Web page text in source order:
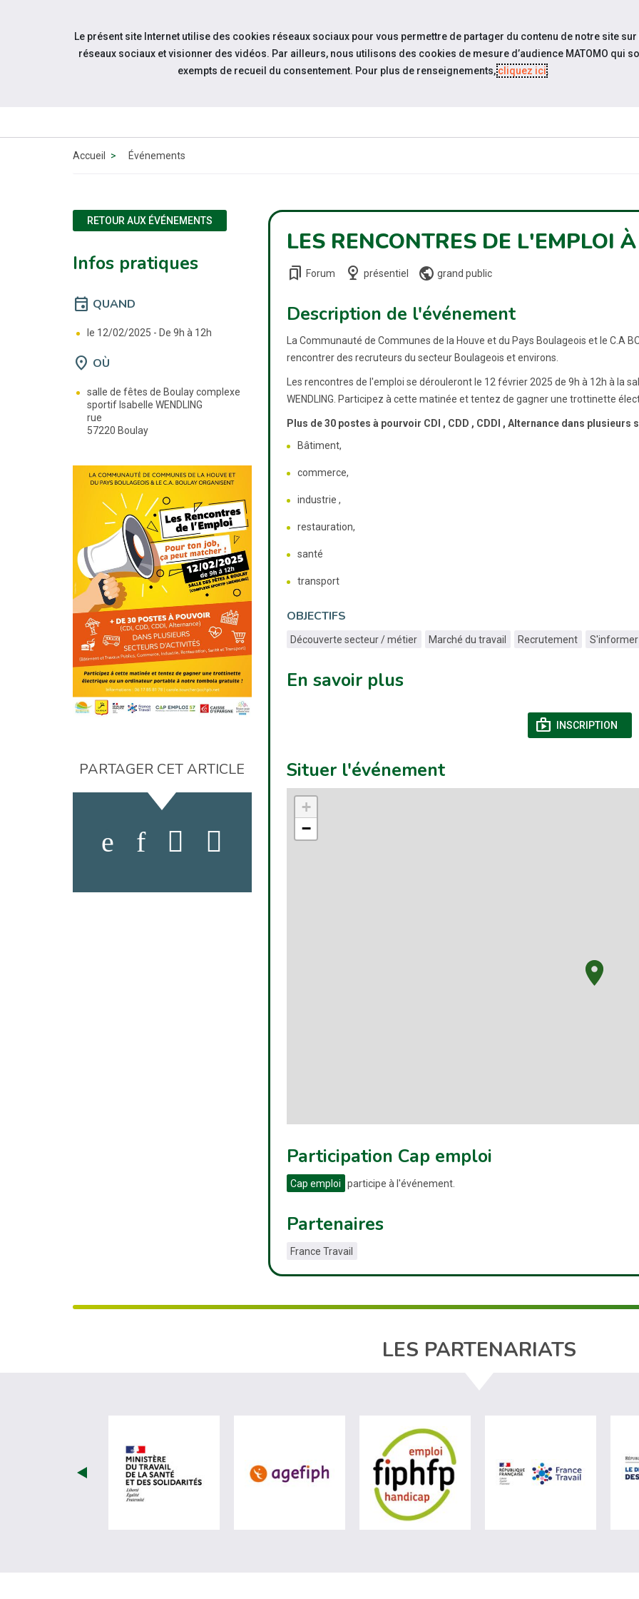
Aller au contenu
QUI SOMMES-
Accueil Événements
LES RENCONTRES DE L'EMPLOI
bookmarks Forum nest_cam_indoor présentiel public grand public
Description de l'événement
La Communauté de Communes de la Houve et du Pays Boulageois et le C.A
rencontrer des recruteurs du secteur Boulageois et environs.
Les rencontres de l'emploi se dérouleront le 12 février 2025 de 9h à 12h à la
WENDLING. Participez à cette matinée et tentez de gagner une trottinette
Plus de 30 postes à pourvoir CDI , CDD , CDDI , Alternance dans plusieurs
Bâtiment,
commerce,
industrie ,
restauration,
santé
transport
OBJECTIFS
Découverte secteur / métier Marché du travail Recrutement S'informer
En savoir plus
shop INSCRIPTION
Situer l'événement
+
−
Participation Cap emploi
Cap emploi participe à l'événement.
Partenaires
France Travail
RETOUR AUX ÉVÉNEMENTS
Infos pratiques
event QUAND
le 12/02/2025 - De 9h à 12h
location_on OÙ
salle de fêtes de Boulay complexe
sportif Isabelle WENDLING
rue
57220 Boulay
PARTAGER CET ARTICLE
LES PARTENARIATS
visiter les site de Ministère du travail (nouvelle fenêtre)
visiter les site de Agefiph (nouvelle fenêtre)visiter les site de Fiphfp (nouvellevisiter les
Le présent site Internet utilise des cookies réseaux sociaux pour vous permettre de partager du contenu de notre site sur
réseaux sociaux et visionner des vidéos. Par ailleurs, nous utilisons des cookies de mesure d’audience MATOMO qui
exempts de recueil du consentement. Pour plus de renseignements,cliquez ici.